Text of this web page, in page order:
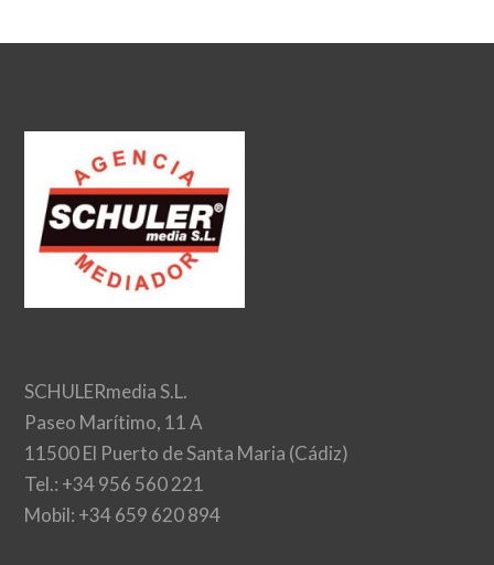
SCHULERmedia S.L.
Paseo Marítimo, 11 A
11500 El Puerto de Santa Maria (Cádiz)
Tel.: +34 956 560 221
Mobil: +34 659 620 894